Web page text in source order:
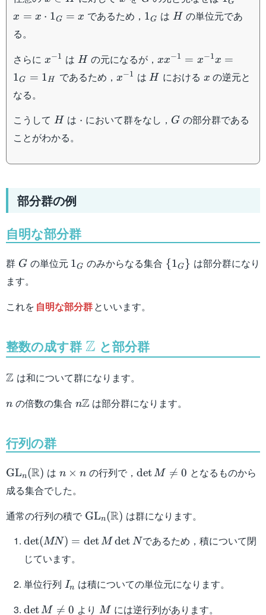
\in
H
\cdot
x =
1_G
= x
x = x ⋅ 1G = x であるため， 1_G
1G は H
H の単位元であ
る。
さらに x^{-1}
x−1 は H
H の元になるが， x
x^{-1}
=
1_G =
xx−1 = x−1x =
1G = 1H であるため， x^{-1}
x−1 は H
H における x
x の逆元と
なる。
こうして H
H は \cdot
⋅ において群をなし， G
Gの部分群である
ことがわかる。
部分群の例
自明な部分群
群 G
Gの単位元 1_G
1G のみからなる集合 \{
{1G} は部分群になり
ます。
これを 自明な部分群といいます。
整数の成す群 \mathbb{Z}
Z と部分群
\mathbb{Z}
Z は和について群になります。
n
n の倍数の集合 n
nZ は部分群になります。
行列の群
\mathrm{GL}_n
(\mathbb{R})
GLn(R) は n
\times
n
n × n の行列で，\det
0
detM 
= 0 となるものから
成る集合でした。
通常の行列の積で \mathrm{GL}_n
(\mathbb{R})
GLn(R) は群になります。
\det
(MN)
=
\det
M
\det
det(MN) = detM det Nであるため，積について閉
じています。
単位行列 I_n
In は積についての単位元になります。
\det
detM 
= 0 より M
Mには逆行列があります。